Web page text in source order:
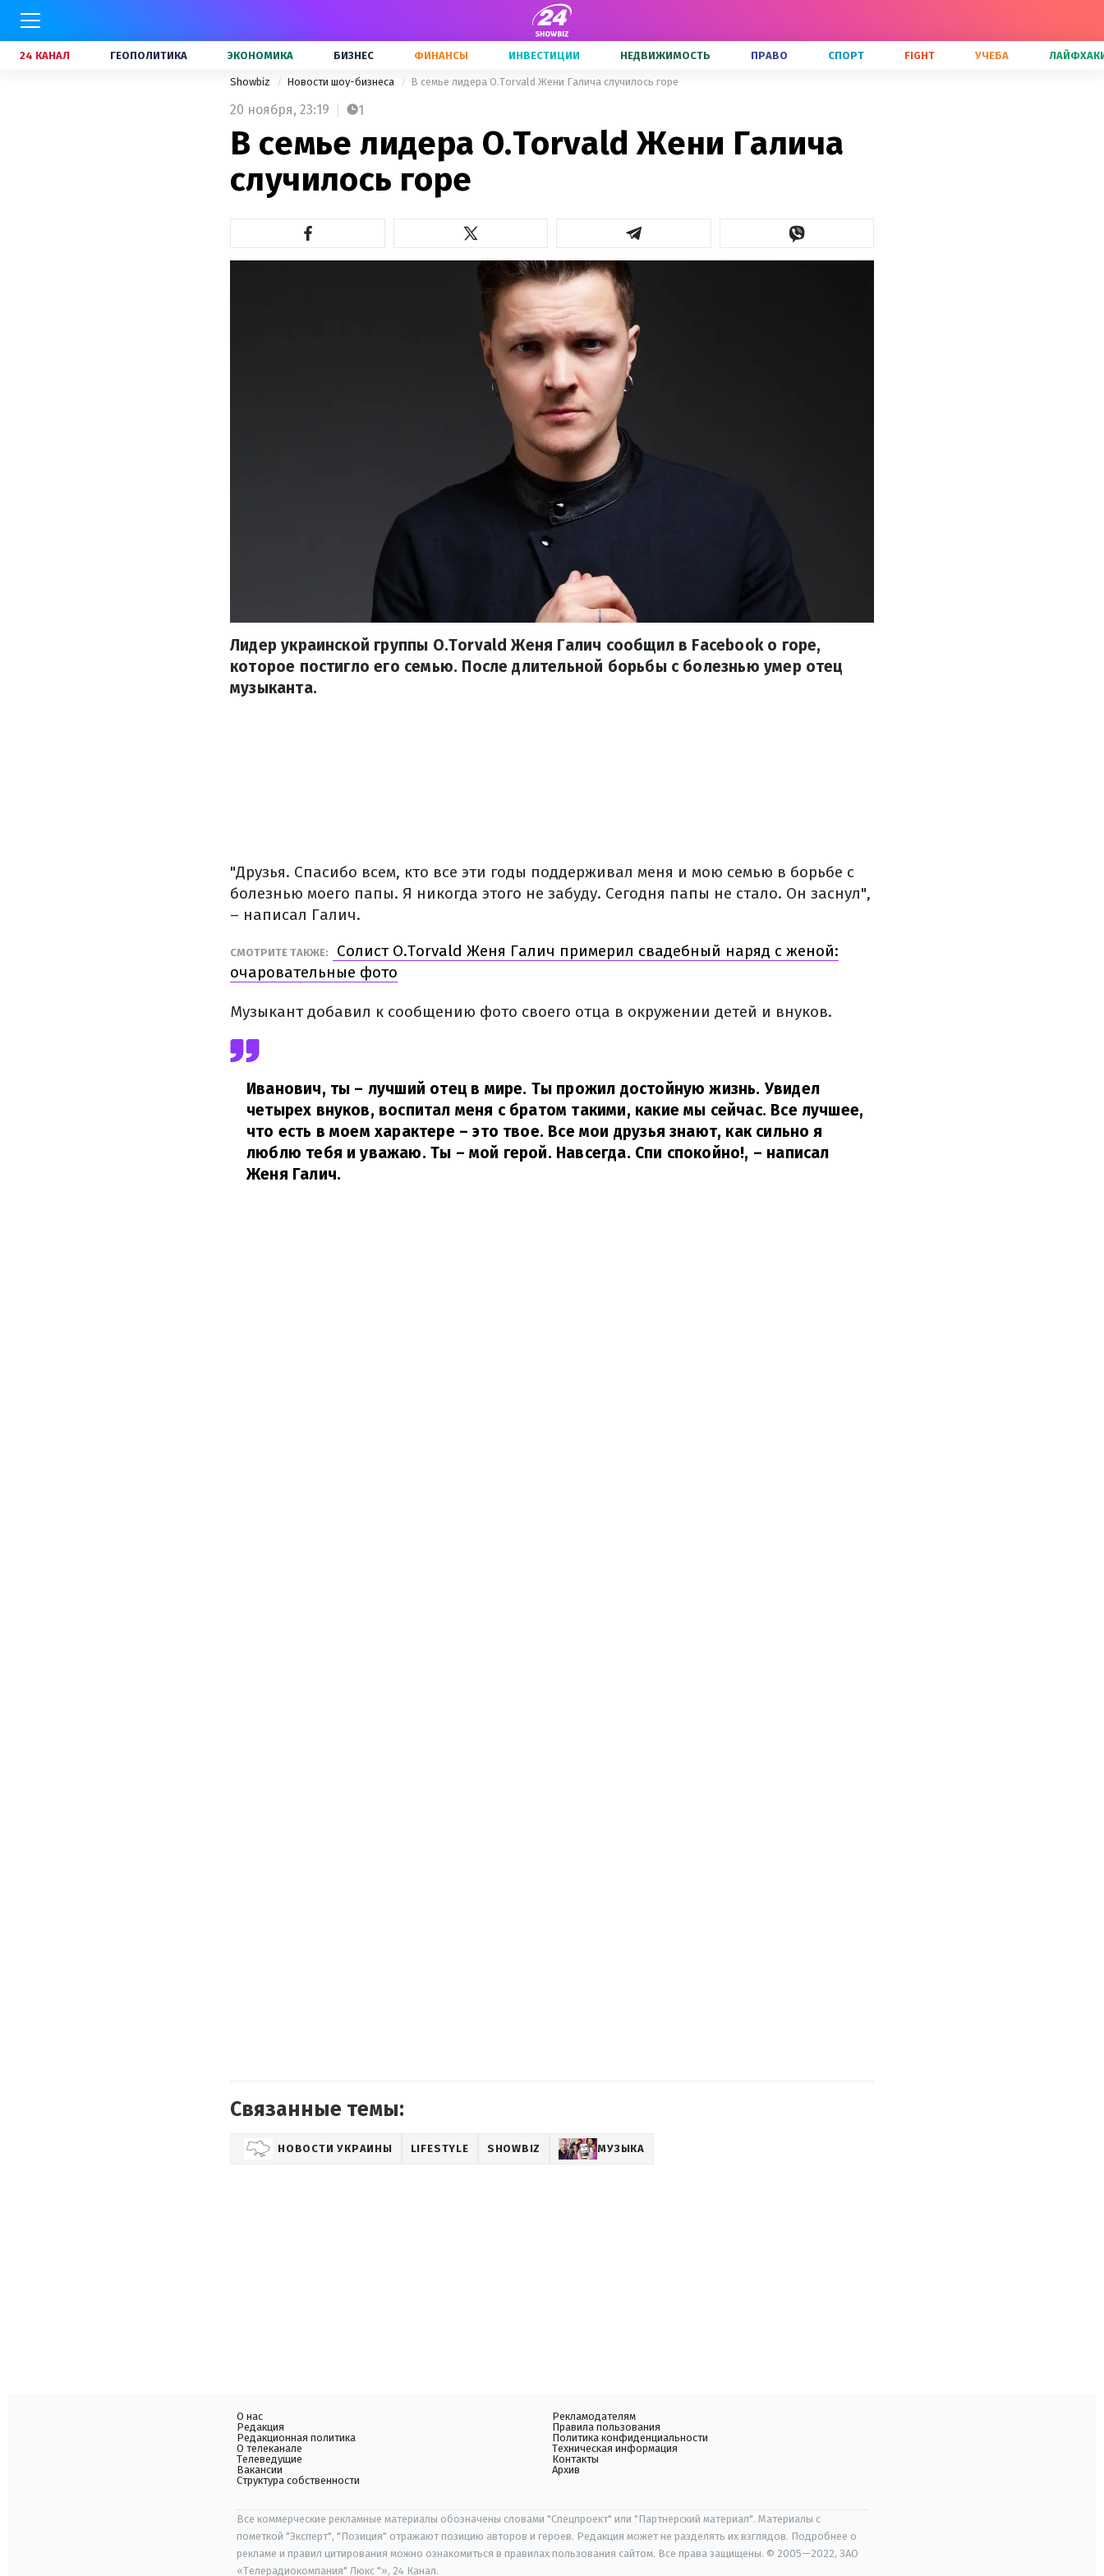
24 КАНАЛ ГЕОПОЛИТИКА ЭКОНОМИКА БИЗНЕС ФИНАНСЫ ИНВЕСТИЦИИ НЕДВИЖИМОСТЬ ПРАВО СПОРТ FIGHT УЧЕБА
Showbiz Новости шоу-бизнеса В семье лидера O.Torvald Жени Галича случилось горе
20 ноября, 23:19 1
В семье лидера O.Torvald Жени Галича
случилось горе
Лидер украинской группы O.Torvald Женя Галич сообщил в Facebook о горе,
которое постигло его семью. После длительной борьбы с болезнью умер отец
музыканта.
"Друзья. Спасибо всем, кто все эти годы поддерживал меня и мою семью в борьбе с
болезнью моего папы. Я никогда этого не забуду. Сегодня папы не стало. Он заснул",
– написал Галич.
СМОТРИТЕ ТАКЖЕ:
Солист O.Torvald Женя Галич примерил свадебный наряд с женой:
очаровательные фото
Музыкант добавил к сообщению фото своего отца в окружении детей и внуков.
Иванович, ты – лучший отец в мире. Ты прожил достойную жизнь. Увидел
четырех внуков, воспитал меня с братом такими, какие мы сейчас. Все лучшее,
что есть в моем характере – это твое. Все мои друзья знают, как сильно я
люблю тебя и уважаю. Ты – мой герой. Навсегда. Спи спокойно!, – написал
Женя Галич.
Связанные темы:
НОВОСТИ УКРАИНЫ LIFESTYLE SHOWBIZ МУЗЫКА
О нас
Редакция
Редакционная политика
О телеканале
Телеведущие
Вакансии
Структура собственности
Рекламодателям
Правила пользования
Политика конфиденциальности
Техническая информация
Контакты
Архив
Все коммерческие рекламные материалы обозначены словами "Спецпроект" или "Партнерский материал". Материалы с
пометкой "Эксперт", "Позиция" отражают позицию авторов и героев. Редакция может не разделять их взглядов. Подробнее о
рекламе и правил цитирования можно ознакомиться в правилах пользования сайтом. Все права защищены. © 2005—2022, ЗАО
«Телерадиокомпания" Люкс "», 24 Канал.